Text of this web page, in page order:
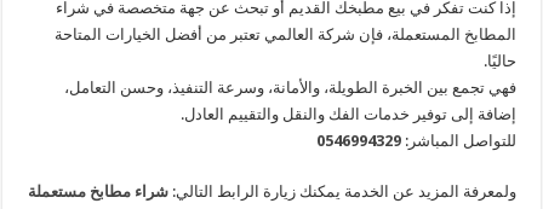
إذا كنت تفكر في بيع مطبخك القديم أو تبحث عن جهة متخصصة في شراء
المطابخ المستعملة، فإن شركة العالمي تعتبر من أفضل الخيارات المتاحة
حاليًا.
فهي تجمع بين الخبرة الطويلة، والأمانة، وسرعة التنفيذ، وحسن التعامل،
إضافة إلى توفير خدمات الفك والنقل والتقييم العادل.
للتواصل المباشر:0546994329
ولمعرفة المزيد عن الخدمة يمكنك زيارة الرابط التالي:شراء مطابخ مستعملة